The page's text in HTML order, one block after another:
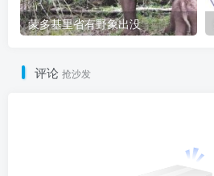
蒙多基里省有野象出没
评论 抢沙发